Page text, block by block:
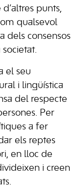
punts,
qualsevol
dels consensos
societat.
el seu
i lingüística
del respecte
Per
a fer
els reptes
en lloc de
i creen